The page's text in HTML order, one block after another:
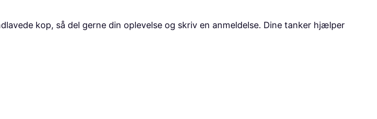
kop, så del gerne din oplevelse og skriv en anmeldelse. Dine tanker hjælper